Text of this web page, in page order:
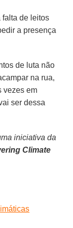
falta de leitos
a presença
de luta não
na rua,
vezes em
ser dessa
iniciativa da
Climate